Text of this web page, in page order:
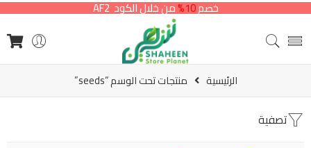
خصم10% من خلال الكود AF2
الرئيسية منتجات تحت الوسم “seeds”
تصفية